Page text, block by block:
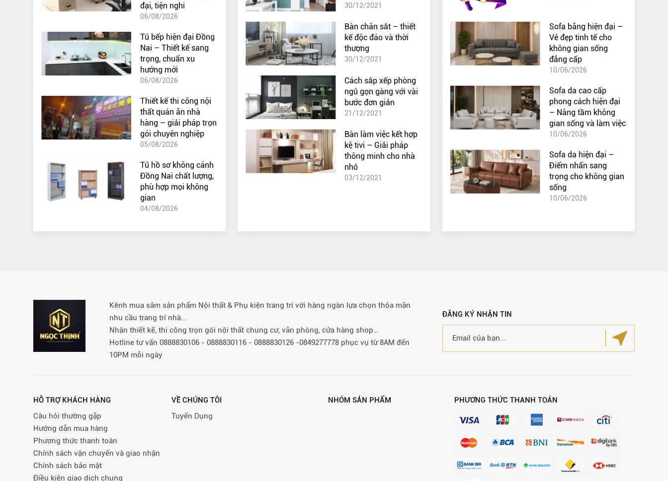
đại, tiện nghi
06/08/2026
Tủ bếp hiện đại Đồng
Nai – Thiết kế sang
trọng, chuẩn xu
hướng mới
06/08/2026
Thiết kế thi công nội
thất quán ăn nhà
hàng – giải pháp trọn
gói chuyên nghiệp
05/08/2026
Tủ hồ sơ không cánh
Đồng Nai chất lượng,
phù hợp mọi không
gian
04/08/2026
30/12/2021
Bàn chân sắt – thiết
kế độc đáo và thời
thượng
30/12/2021
Cách sắp xếp phòng
ngủ gọn gàng với vài
bước đơn giản
21/12/2021
Bàn làm việc kết hợp
kệ tivi – Giải pháp
thông minh cho nhà
nhỏ
03/12/2021
Sofa băng hiện đại –
Vẻ đẹp tinh tế cho
không gian sống
đẳng cấp
10/06/2026
Sofa da cao cấp
phong cách hiện đại
– Nâng tầm không
gian sống và làm việc
10/06/2026
Sofa da hiện đại –
Điểm nhấn sang
trọng cho không gian
sống
10/06/2026
Kênh mua sắm sản phẩm Nội thất & Phụ kiện trang trí với hàng ngàn lựa chọn thỏa mãn
nhu cầu trang trí nhà...
Nhận thiết kế, thi công trọn gói nội thất chung cư, văn phòng, cửa hàng shop…
Hotline tư vấn 0888830106 - 0888830116 - 0888830126 -0849277778 phục vụ từ 8AM đến
10PM mỗi ngày
ĐĂNG KÝ NHẬN TIN
HỖ TRỢ KHÁCH HÀNG
Câu hỏi thường gặp
Hướng dẫn mua hàng
Phương thức thanh toán
Chính sách vận chuyển và giao nhận
Chính sách bảo mật
Điều kiện giao dịch chung
VỀ CHÚNG TÔI
Tuyển Dụng
NHÓM SẢN PHẨM PHƯƠNG THỨC THANH TOÁN